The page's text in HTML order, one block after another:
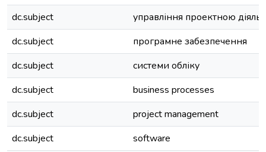
dc.subject
управління проектною
dc.subject
програмне забезпечення
dc.subject
системи обліку
dc.subject
business processes
dc.subject
project management
dc.subject
software